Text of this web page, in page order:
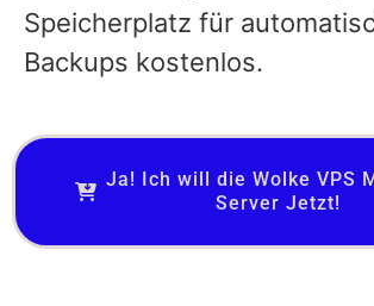
Speicherplatz für
Backups kostenlos.
Ja! Ich will die Wolke VPS
Server Jetzt!